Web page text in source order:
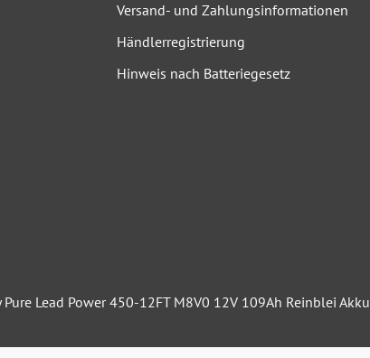
Versand- und Zahlungsinformationen
Händlerregistrierung
Hinweis nach Batteriegesetz
Pure Lead Power 450-12FT M8V0 12V 109Ah Reinblei Akku